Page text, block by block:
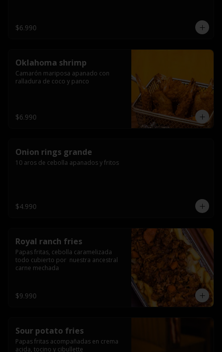
$6.990
Oklahoma shrimp
Camarón mariposa apanado con
ralladura de coco y panco
$6.990
Onion rings grande
10 aros de cebolla apanados y fritos
$4.990
Royal ranch fries
Papas fritas, cebolla caramelizada
todo cubierto por  nuestra ancestral
carne mechada
$9.990
Sour potato fries
Papas fritas acompañadas en crema
acida, tocino y cibullette